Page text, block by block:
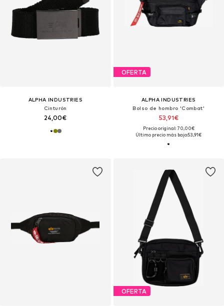
ALPHA INDUSTRIES
Cinturón
24,00€
OFERTA
ALPHA INDUSTRIES
Bolso de hombro 'Combat'
53,91€
Precio original: 70,00€
Último precio más bajo:53,91€
OFERTA